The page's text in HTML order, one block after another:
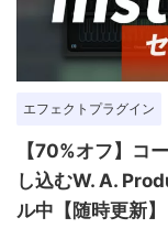
エフェクトプラグイン
【70%オフ】コ
し込むW. A.
ル中【随時更新】